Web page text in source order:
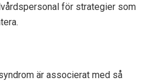
för strategier som
är associerat med så